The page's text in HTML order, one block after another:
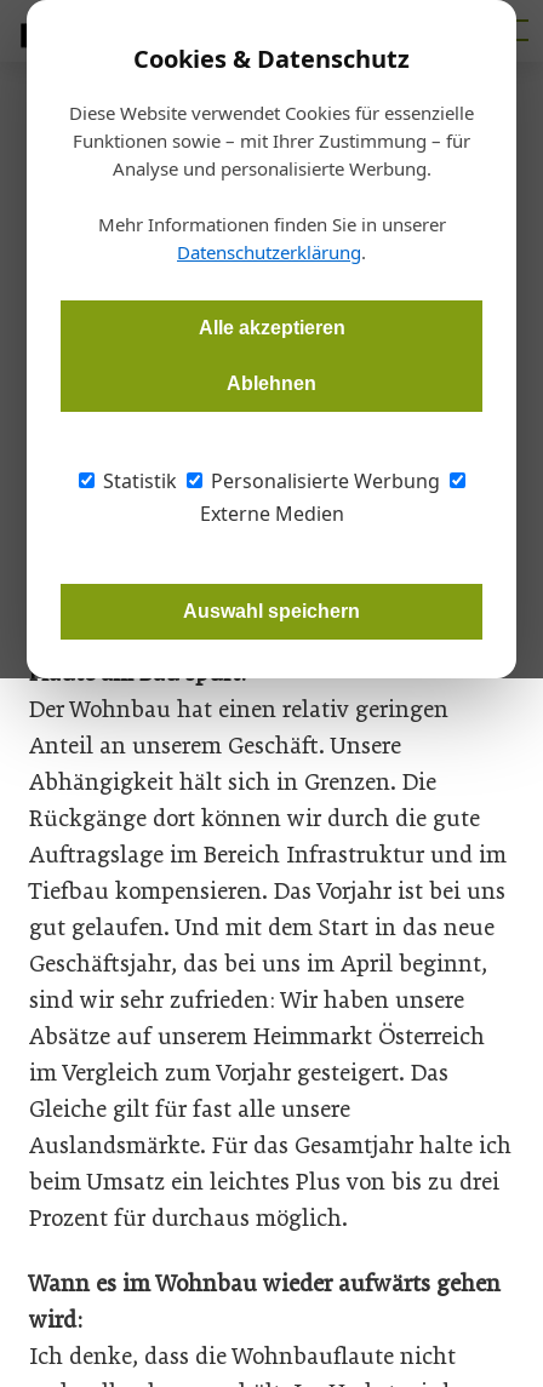
Cookies & Datenschutz
Diese Website verwendet Cookies für essenzielle
Funktionen sowie – mit Ihrer Zustimmung – für
Analyse und personalisierte Werbung.
Mehr Informationen finden Sie in unserer
Datenschutzerklärung.
Alle akzeptieren
Ablehnen
Statistik
Personalisierte Werbung
Externe Medien
Auswahl speichern
Startseite /Markt
Interview: Klare Worte
Endlich wieder weniger
Bürokratie
Wolfgang Rigo, Geschäftsführer des Vorarlberger
Interview mit der Bauzeitung „Klare Worte“. Er spricht
darüber, was er sich von der Politik wünscht, und erklärt, was
Wolfgang Rigo erläutert, warum
Huppenkothen wenig von der aktuellen
Flaute am Bau spürt:
Der Wohnbau hat einen relativ geringen
Anteil an unserem Geschäft. Unsere
Abhängigkeit hält sich in Grenzen. Die
Rückgänge dort können wir durch die gute
Auftragslage im Bereich Infrastruktur und im
Tiefbau kompensieren. Das Vorjahr ist bei uns
gut gelaufen. Und mit dem Start in das neue
Geschäftsjahr, das bei uns im April beginnt,
sind wir sehr zufrieden: Wir haben unsere
Absätze auf unserem Heimmarkt Österreich
im Vergleich zum Vorjahr gesteigert. Das
Gleiche gilt für fast alle unsere
Auslandsmärkte. Für das Gesamtjahr halte ich
beim Umsatz ein leichtes Plus von bis zu drei
Prozent für durchaus möglich.
Wann es im Wohnbau wieder aufwärts gehen
wird:
Ich denke, dass die Wohnbauflaute nicht